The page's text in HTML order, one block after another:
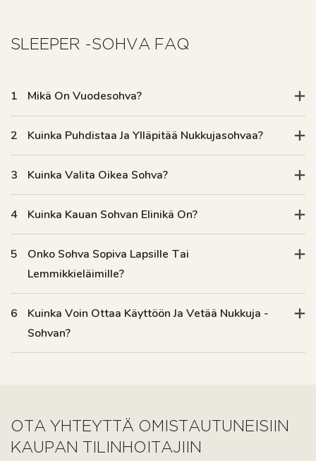
1 Mikä On Vuodesohva?
2 Kuinka Puhdistaa Ja Ylläpitää Nukkujasohvaa?
3 Kuinka Valita Oikea Sohva?
4 Kuinka Kauan Sohvan Elinikä On?
5
Onko Sohva Sopiva Lapsille Tai
Lemmikkieläimille?
6
Kuinka Voin Ottaa Käyttöön Ja Vetää Nukkuja -
Sohvan?
OTA YHTEYTTÄ OMISTAUTUNEISIIN
KAUPAN TILINHOITAJIIN